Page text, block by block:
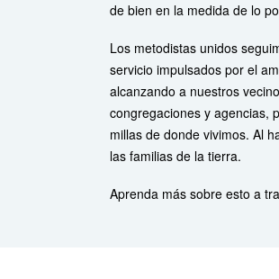
de bien en la medida de lo
Los metodistas unidos
servicio impulsados por el
alcanzando a nuestros
congregaciones y agencias,
millas de donde vivimos. Al
las familias de la tierra.
Aprenda más sobre esto a